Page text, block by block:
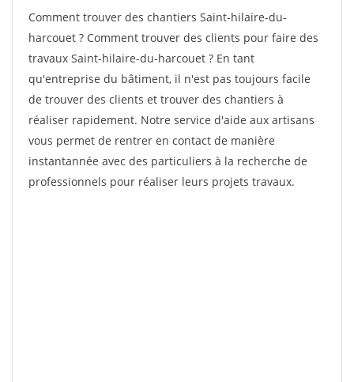
Comment trouver des chantiers Saint-hilaire-du-
harcouet ? Comment trouver des clients pour faire des
travaux Saint-hilaire-du-harcouet ? En tant
qu'entreprise du bâtiment, il n'est pas toujours facile
de trouver des clients et trouver des chantiers à
réaliser rapidement. Notre service d'aide aux artisans
vous permet de rentrer en contact de manière
instantannée avec des particuliers à la recherche de
professionnels pour réaliser leurs projets travaux.